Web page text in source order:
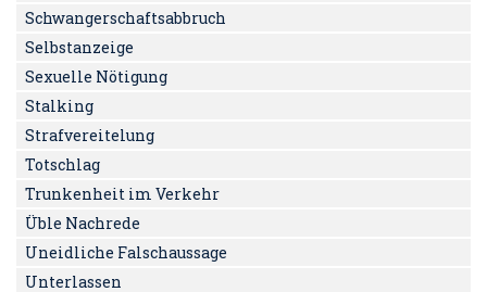
Schwangerschaftsabbruch
Selbstanzeige
Sexuelle Nötigung
Stalking
Strafvereitelung
Totschlag
Trunkenheit im Verkehr
Üble Nachrede
Uneidliche Falschaussage
Unterlassen